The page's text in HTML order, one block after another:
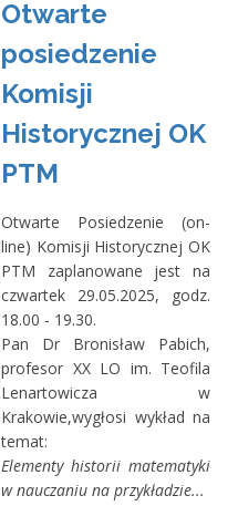
Otwarte
posiedzenie
Komisji
Historycznej OK
PTM
Otwarte Posiedzenie (on-
line) Komisji Historycznej OK
PTM zaplanowane jest na
czwartek 29.05.2025, godz.
18.00 - 19.30.
Pan Dr Bronisław Pabich,
profesor XX LO im. Teofila
Lenartowicza w
Krakowie,wygłosi wykład na
temat:
Elementy historii matematyki
w nauczaniu na przykładzie...